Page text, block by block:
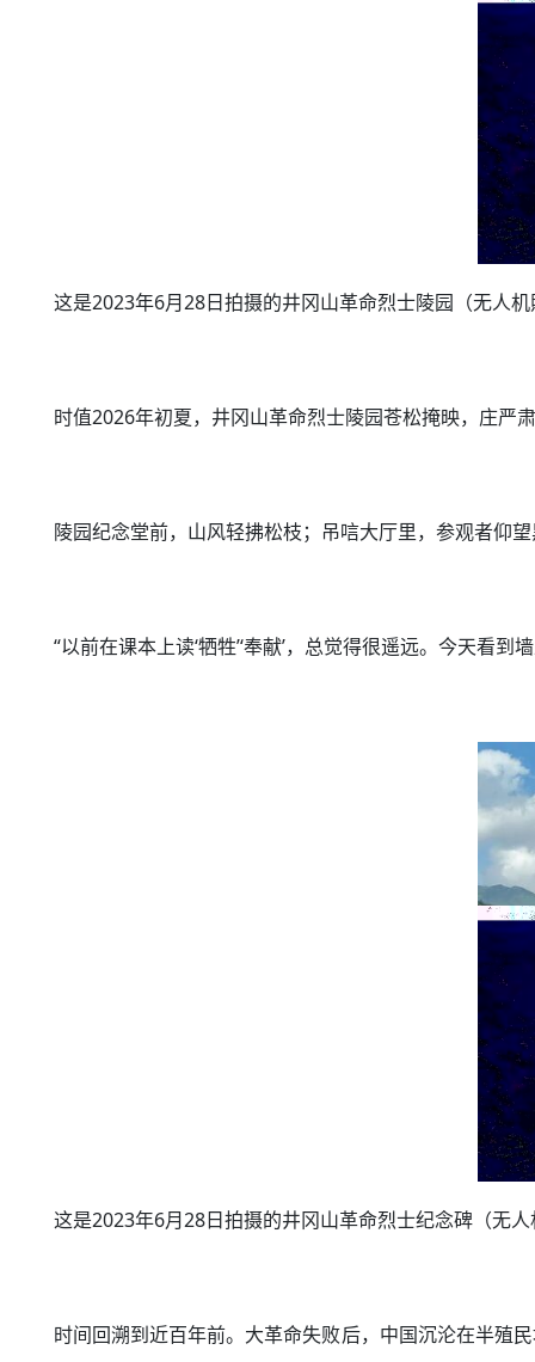
这是2023年6月28日拍摄的井冈山革命烈士陵园（无人机
时值2026年初夏，井冈山革命烈士陵园苍松掩映，庄严
陵园纪念堂前，山风轻拂松枝；吊唁大厅里，参观者仰
“以前在课本上读‘牺牲’‘奉献’，总觉得很遥远。今天看
这是2023年6月28日拍摄的井冈山革命烈士纪念碑（无人
时间回溯到近百年前。大革命失败后，中国沉沦在半殖民